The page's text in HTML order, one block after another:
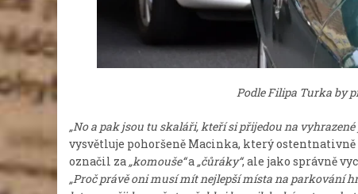
Podle Filipa Turka by
„No a pak jsou tu skaláři, kteří si přijedou na
vysvětluje pohoršeně Macinka, který ostentnativně
označil za „komouše“a „čůráky“, ale jako správně
„Proč právě oni musí mít nejlepší místa na parkování